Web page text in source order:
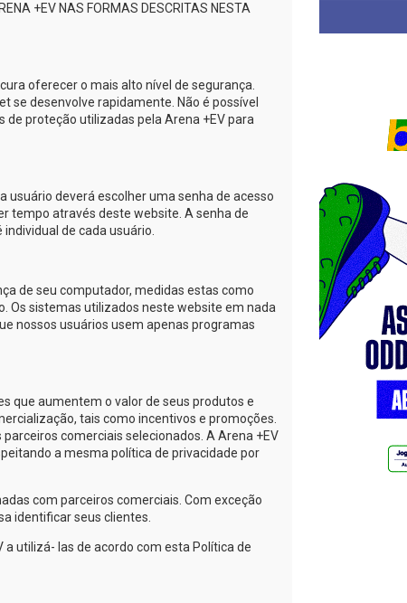
+EV NAS FORMAS DESCRITAS NESTA
oferecer o mais alto nível de segurança.
se desenvolve rapidamente. Não é possível
de proteção utilizadas pela Arena +EVpara
usuário deverá escolher uma senha de acesso
tempo através deste website. A senha de
de cada usuário.
de seu computador, medidas estas como
Os sistemas utilizados neste website em nada
nossos usuários usem apenas programas
que aumentem o valor de seus produtos e
tais como incentivos e promoções.
comerciais selecionados. A Arena +EV
a mesma política de privacidade por
com parceiros comerciais. Com exceção
identificar seus clientes.
a utilizá- las de acordo com esta Política de